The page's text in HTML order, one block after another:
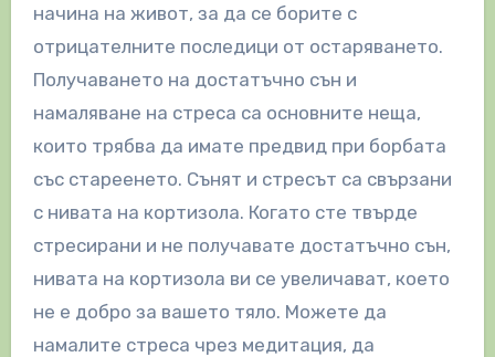
начина на живот, за да се борите с
отрицателните последици от остаряването.
Получаването на достатъчно сън и
намаляване на стреса са основните неща,
които трябва да имате предвид при борбата
със стареенето. Сънят и стресът са свързани
с нивата на кортизола. Когато сте твърде
стресирани и не получавате достатъчно сън,
нивата на кортизола ви се увеличават, което
не е добро за вашето тяло. Можете да
намалите стреса чрез медитация, да